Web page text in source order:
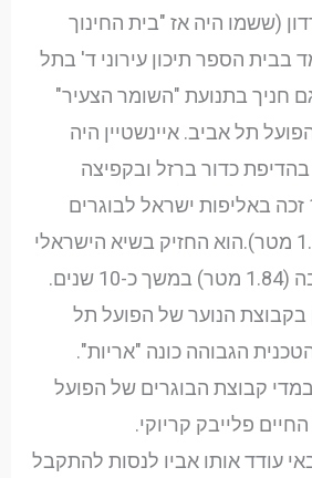
(ששמו היה אז "בית החינוך
בבית הספר תיכון עירוני ד' בתל
חניך בתנועת "השומר הצעיר"
תל אביב. איינשטיין היה
כדור ברזל ובקפיצה
לגובה ובשנת 1956 זכה באליפות ישראל לבוגרים
בקפיצה לגובה (1.80 מטר).הוא החזיק בשיא הישראלי
לנוער בקפיצה לגובה (1.84 מטר) במשך כ-10 שנים.
בקבוצת הנוער של הפועל תל
הגבוהה כונה "אריות".
שיחק במדי קבוצת הבוגרים של הפועל
פלייבק קריוקי.
עודד אותו אביו לנסות להתקבל